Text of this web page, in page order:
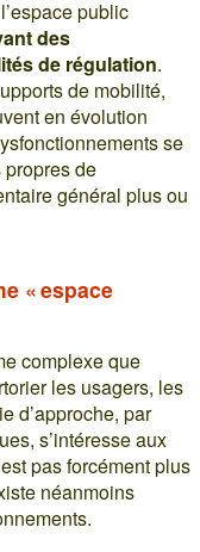
public
des
de régulation.
de mobilité,
en évolution
se
de
général plus ou
« espace
complexe que
les usagers, les
d’approche, par
s’intéresse aux
pas forcément plus
néanmoins